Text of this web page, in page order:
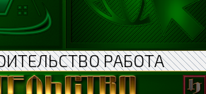
РАБОТА